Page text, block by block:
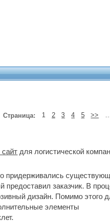
Страница: 1 2 3 4 5 >>
для логистической
придерживались
предоставил заказчик. В
дизайн. Помимо этого
элементы